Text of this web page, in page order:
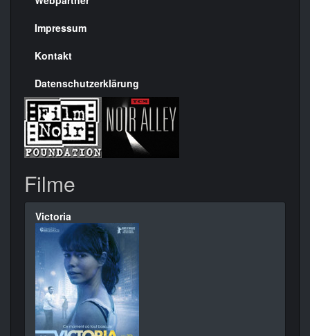
rechte
Seite
Impressum
Kontakt
Datenschutzerklärung
Filme
Victoria